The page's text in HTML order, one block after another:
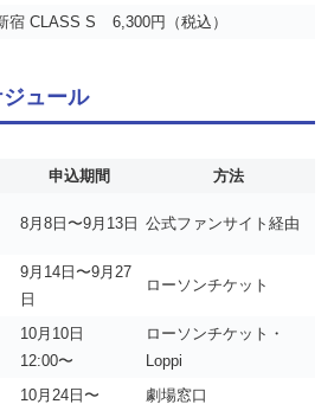
宿 CLASS S
6,300円（税込）
ュール
申込期間
方法
8月8日〜9月13日 公式ファンサイト経由
9月14日〜9月27
日
ローソンチケット
10月10日
12:00〜
ローソンチケット・
Loppi
10月24日〜 劇場窓口